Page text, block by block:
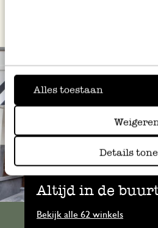
Alles toestaan
Details
Altijd in de
Bekijk alle 62 winkels